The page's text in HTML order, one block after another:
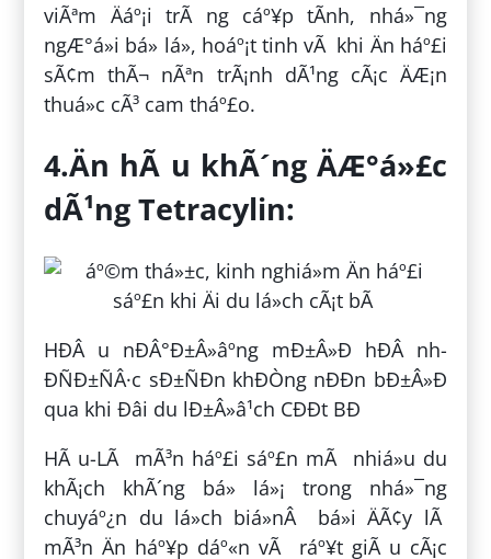
viÃªm Äáº¡i trÃ ng cáº¥p tÃ­nh, nhá»¯ng
ngÆ°á»i bá» lá», hoáº¡t tinh vÃ khi Än háº£i
sÃ¢m thÃ¬ nÃªn trÃ¡nh dÃ¹ng cÃ¡c ÄÆ¡n
thuá»c cÃ³ cam tháº£o.
4.Än hÃ u khÃ´ng ÄÆ°á»£c
dÃ¹ng Tetracylin:
HÐÂ u nÐÂ°Ð±Â»âºng mÐ±Â»Ð hÐÂ nh-
ÐÑÐ±ÑÂ·c sÐ±ÑÐn khÐÒng nÐÐn bÐ±Â»Ð
qua khi Ðâi du lÐ±Â»â¹ch CÐÐt BÐ
HÃ u-LÃ mÃ³n háº£i sáº£n mÃ nhiá»u du
khÃ¡ch khÃ´ng bá» lá»¡ trong nhá»¯ng
chuyáº¿n du lá»ch biá»nÂ bá»i ÄÃ¢y lÃ
mÃ³n Än háº¥p dáº«n vÃ ráº¥t giÃ u cÃ¡c